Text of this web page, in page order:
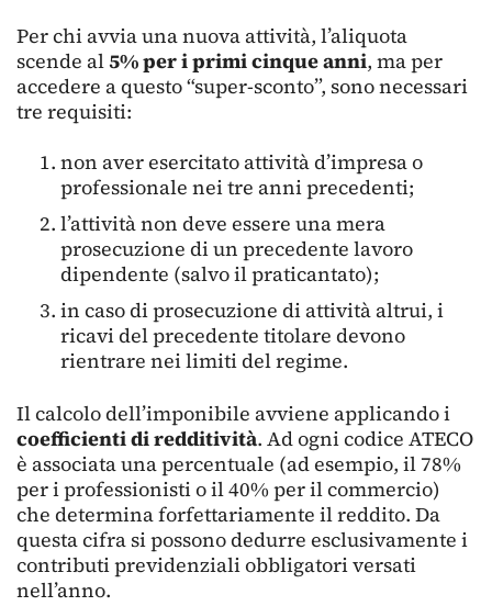
Per chi avvia una nuova attività, l’aliquota
scende al5% per i primi cinque anni, ma per
accedere a questo “super-sconto”, sono necessari
tre requisiti:
non aver esercitato attività d’impresa o
professionale nei tre anni precedenti;
l’attività non deve essere una mera
prosecuzione di un precedente lavoro
dipendente (salvo il praticantato);
in caso di prosecuzione di attività altrui, i
ricavi del precedente titolare devono
rientrare nei limiti del regime.
Il calcolo dell’imponibile avviene applicando i
coefficienti di redditività. Ad ogni codice ATECO
è associata una percentuale (ad esempio, il 78%
per i professionisti o il 40% per il commercio)
che determina forfettariamente il reddito. Da
questa cifra si possono dedurre esclusivamente i
contributi previdenziali obbligatori versati
nell’anno.